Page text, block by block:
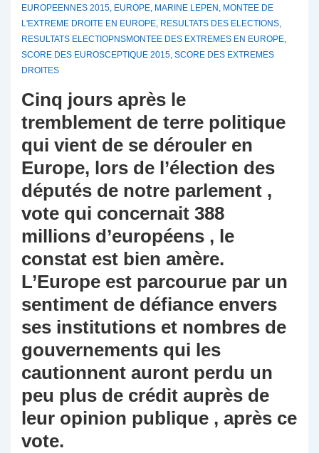
EUROPEENNES 2015, EUROPE, MARINE LEPEN , MONTEE DE
L'EXTREME DROITE EN EUROPE, RESULTATS DES ELECTIONS,
RESULTATS ELECTIOPNSMONTEE DES EXTREMES EN EUROPE,
SCORE DES EUROSCEPTIQUE 2015, SCORE DES EXTREMES
DROITES
Cinq jours après le
tremblement de terre politique
qui vient de se dérouler en
Europe, lors de l’élection des
députés de notre parlement ,
vote qui concernait 388
millions d’européens , le
constat est bien amère.
L’Europe est parcourue par un
sentiment de défiance envers
ses institutions et nombres de
gouvernements qui les
cautionnent auront perdu un
peu plus de crédit auprès de
leur opinion publique , après ce
vote.